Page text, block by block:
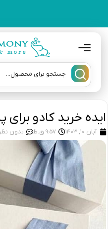
ایده خرید کادو برای
آبان 10, 1403 9:57 ق.ظ بدون نظر